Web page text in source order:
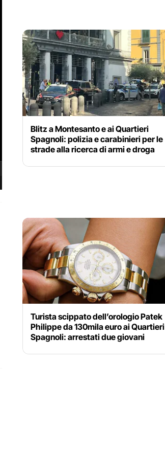
Blitz a Montesanto e ai Quartieri
Spagnoli: polizia e carabinieri per le
strade alla ricerca di armi e droga
Turista scippato dell’orologio Patek
Philippe da 130mila euro ai Quartieri
Spagnoli: arrestati due giovani